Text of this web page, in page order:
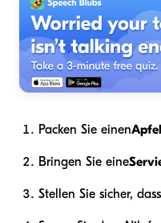
Packen Sie einenApfel
Bringen Sie eine
Stellen Sie sicher,